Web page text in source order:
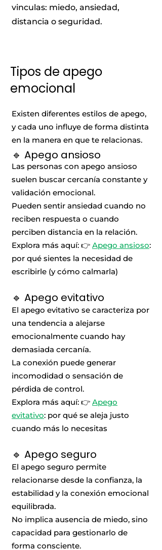
vinculas: miedo, ansiedad,
distancia o seguridad.
Tipos de apego
emocional
Existen diferentes estilos de apego,
y cada uno influye de forma distinta
en la manera en que te relacionas.
🔹 Apego ansioso
Las personas con apego ansioso
suelen buscar cercanía constante y
validación emocional.
Pueden sentir ansiedad cuando no
reciben respuesta o cuando
perciben distancia en la relación.
Explora más aquí: 👉 Apego ansioso:
por qué sientes la necesidad de
escribirle (y cómo calmarla)
🔹 Apego evitativo
El apego evitativo se caracteriza por
una tendencia a alejarse
emocionalmente cuando hay
demasiada cercanía.
La conexión puede generar
incomodidad o sensación de
pérdida de control.
Explora más aquí: 👉 Apego
evitativo: por qué se aleja justo
cuando más lo necesitas
🔹 Apego seguro
El apego seguro permite
relacionarse desde la confianza, la
estabilidad y la conexión emocional
equilibrada.
No implica ausencia de miedo, sino
capacidad para gestionarlo de
forma consciente.